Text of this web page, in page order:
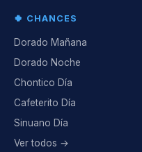
🍀 CHANCES
Dorado Mañana
Dorado Noche
Chontico Día
Cafeterito Día
Sinuano Día
Ver todos →